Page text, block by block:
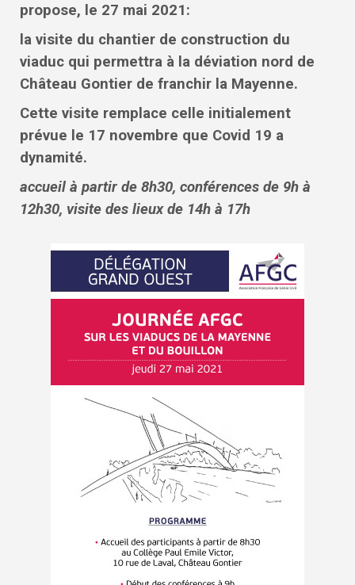
propose, le 27 mai 2021:
la visite du chantier de construction du
viaduc qui permettra à la déviation nord de
Château Gontier de franchir la Mayenne.
Cette visite remplace celle initialement
prévue le 17 novembre que Covid 19 a
dynamité.
accueil à partir de 8h30, conférences de 9h à
12h30, visite des lieux de 14h à 17h